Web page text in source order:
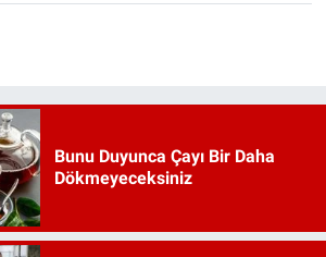
Bunu Duyunca Çayı Bir Daha
Dökmeyeceksiniz